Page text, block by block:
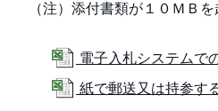
（注）添付書類が１０ＭＢ
電子入札システムで
紙で郵送又は持参す